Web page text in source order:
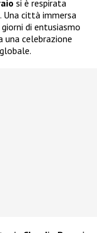
si è respirata
Una città immersa
giorni di entusiasmo
celebrazione